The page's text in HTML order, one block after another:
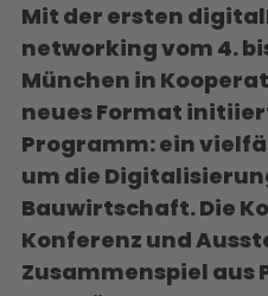
Mit der ersten
networking vom 4.
München in
neues Format
Programm:ein
um die
Bauwirtschaft.Die
Konferenz und
Zusammenspiel aus